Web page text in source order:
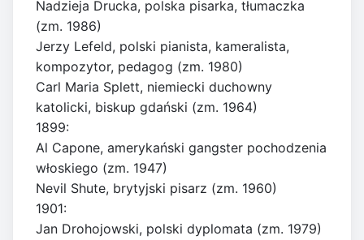
Nadzieja Drucka, polska pisarka, tłumaczka
(zm. 1986)
Jerzy Lefeld, polski pianista, kameralista,
kompozytor, pedagog (zm. 1980)
Carl Maria Splett, niemiecki duchowny
katolicki, biskup gdański (zm. 1964)
1899:
Al Capone, amerykański gangster pochodzenia
włoskiego (zm. 1947)
Nevil Shute, brytyjski pisarz (zm. 1960)
1901:
Jan Drohojowski, polski dyplomata (zm. 1979)